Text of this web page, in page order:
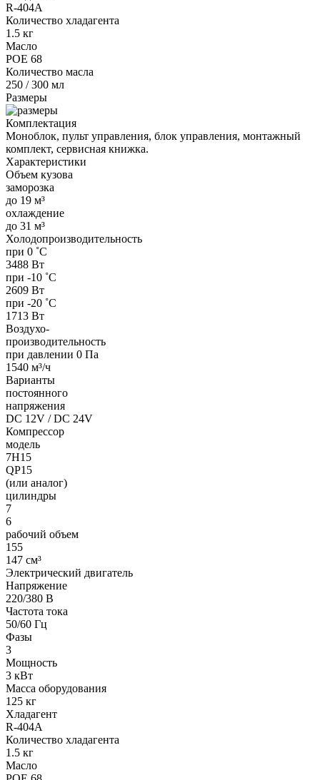
R-404A
Количество хладагента
1.5 кг
Масло
POE 68
Количество масла
250 / 300 мл
Размеры
Комплектация
Моноблок, пульт управления, блок управления, монтажный
комплект, сервисная книжка.
Характеристики
Объем кузова
заморозка
до 19 м³
охлаждение
до 31 м³
Холодопроизводительность
при 0 ˚С
3488 Вт
при -10 ˚С
2609 Вт
при -20 ˚С
1713 Вт
Воздухо-
производительность
при давлении 0 Па
1540 м³/ч
Варианты
постоянного
напряжения
DC 12V / DC 24V
Компрессор
модель
7H15
QP15
(или аналог)
цилиндры
7
6
рабочий объем
155
147 см³
Электрический двигатель
Напряжение
220/380 В
Частота тока
50/60 Гц
Фазы
3
Мощность
3 кВт
Масса оборудования
125 кг
Хладагент
R-404A
Количество хладагента
1.5 кг
Масло